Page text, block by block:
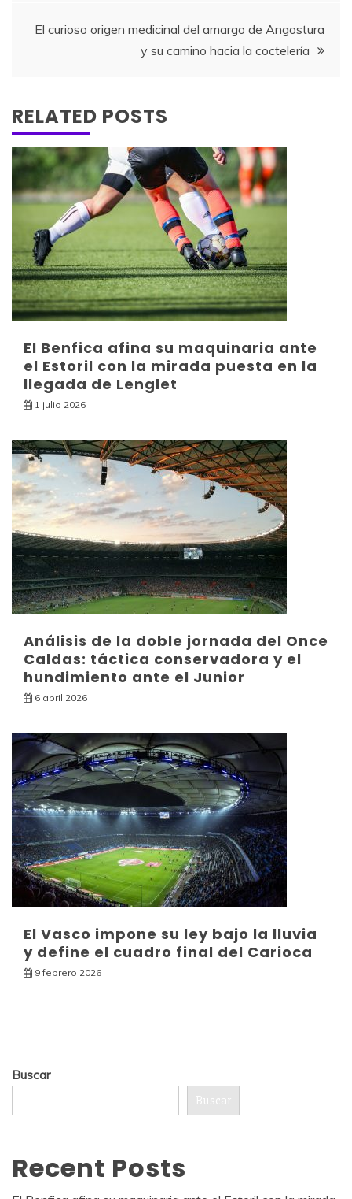
entradas
El curioso origen medicinal del amargo de Angostura
y su camino hacia la coctelería
RELATED POSTS
El Benfica afina su maquinaria ante
el Estoril con la mirada puesta en la
llegada de Lenglet
1 julio 2026
Análisis de la doble jornada del Once
Caldas: táctica conservadora y el
hundimiento ante el Junior
6 abril 2026
El Vasco impone su ley bajo la lluvia
y define el cuadro final del Carioca
9 febrero 2026
Buscar
Buscar
Recent Posts